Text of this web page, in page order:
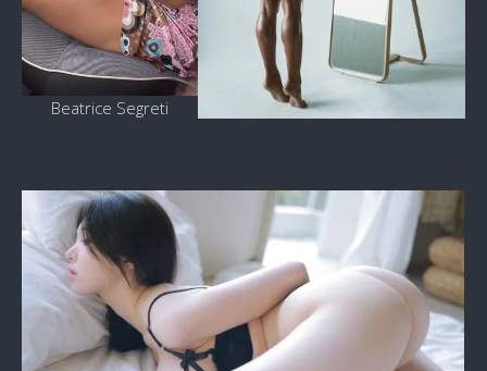
Beatrice Segreti